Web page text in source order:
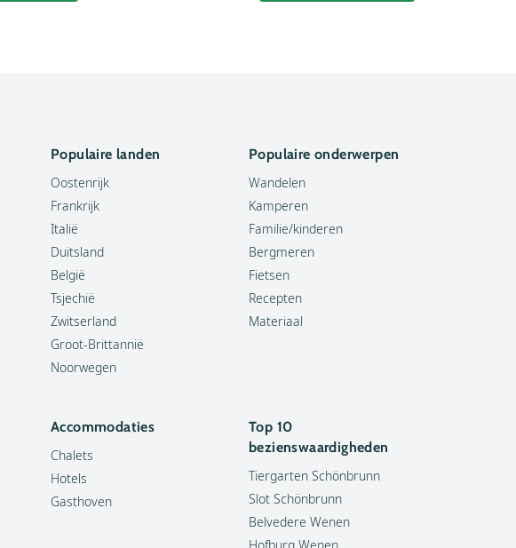
Populaire landen
Oostenrijk
Frankrijk
Italië
Duitsland
België
Tsjechië
Zwitserland
Groot-Brittannië
Noorwegen
Populaire onderwerpen
Wandelen
Kamperen
Familie/kinderen
Bergmeren
Fietsen
Recepten
Materiaal
Accommodaties
Chalets
Hotels
Gasthoven
Top 10
bezienswaardigheden
Tiergarten Schönbrunn
Slot Schönbrunn
Belvedere Wenen